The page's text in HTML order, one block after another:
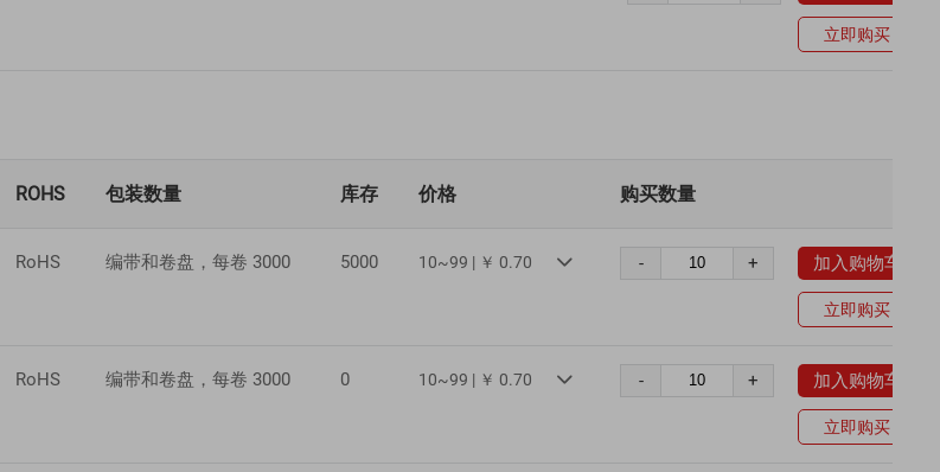
立即购买
ROHS 包装数量 库存 价格 购买数量
RoHS 编带和卷盘，每卷 3000 5000 10~99 | ￥ 0.70  - + 加入购物车
立即购买
RoHS 编带和卷盘，每卷 3000 0 10~99 | ￥ 0.70  - + 加入购物车
立即购买